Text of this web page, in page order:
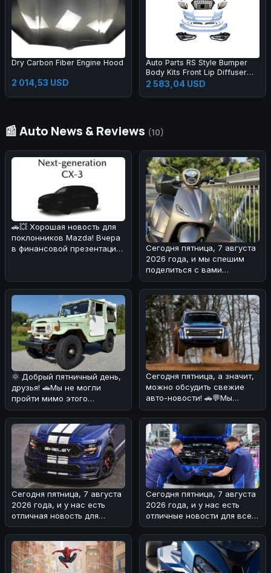
Dry Carbon Fiber Engine Hood
2 014,53 USD
Auto Parts RS Style Bumper
Body Kits Front Lip Diffuser
Side Skirts Headlights
Taillights Bumper Body Kit for
2 583,04 USD
📰 Auto News & Reviews (10)
🚗💥 Хорошая новость для
поклонников Mazda! Вчера
в финансовой презентации
Сегодня пятница, 7 августа
2026 года, и мы спешим
поделиться с вами
интересной новостью из
мира двух
🌞 Добрый пятничный день,
друзья! 🚗Мы не могли
пройти мимо этого
интересного экземпляра
Toyota Land
Сегодня пятница, а значит,
можно обсудить свежие
авто-новости! 🚗💬Мы
разобрались в ситуации с
Ford
Сегодня пятница, 7 августа
2026 года, и у нас есть
отличная новость для
любителей мощных
автомобилей
Сегодня пятница, 7 августа
2026 года, и у нас есть
отличные новости для всех
поклонников BMW! 🏎На з